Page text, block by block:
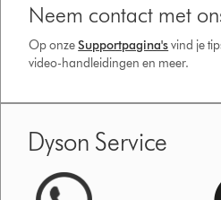
Neem contact met
Op onzeSupportpagina'svind je
video-handleidingen en meer.
Dyson Service